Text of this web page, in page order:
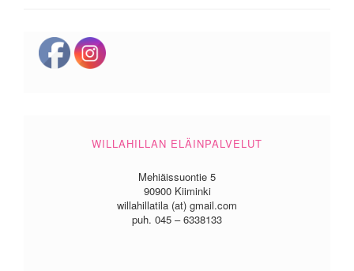
WILLAHILLAN ELÄINPALVELUT
Mehiäissuontie 5
90900 Kiiminki
willahillatila (at) gmail.com
puh. 045 – 6338133